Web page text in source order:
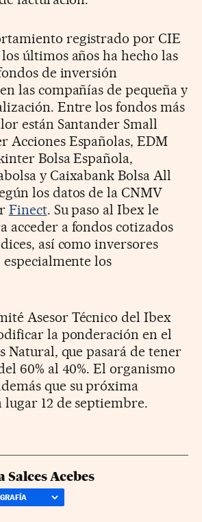
registrado por CIE
últimos años ha hecho las
de inversión
las compañías de pequeña y
Entre los fondos más
están Santander Small
Acciones Españolas, EDM
Bolsa Española,
y Caixabank Bolsa All
los datos de la CNMV
Finect. Su paso al Ibex le
acceder a fondos cotizados
así como inversores
los
Asesor Técnico del Ibex
la ponderación en el
Natural, que pasará de tener
60% al 40%. El organismo
que su próxima
12 de septiembre.
Salces Acebes